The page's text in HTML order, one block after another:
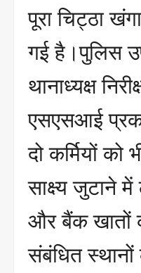
पूरा चिट्ठा
गई है।पुलिस
थानाध्यक्ष
एसएसआई
दो कर्मियों
साक्ष्य जुटाने
और बैंक खातों
संबंधित